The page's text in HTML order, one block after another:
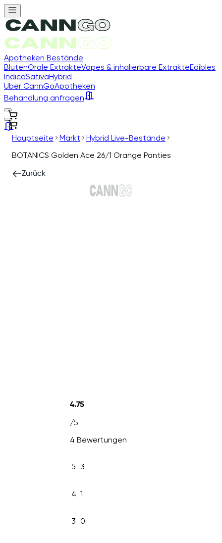
Apotheken Bestände
BlütenOrale ExtrakteVapes & inhalierbare ExtrakteEdibles
IndicaSativaHybrid
Über CannGoApotheken
Behandlung anfragen
Hauptseite Markt
Hybrid Live-Bestände
BOTANICS Golden Ace 26/1 Orange Panties
Zurück
4.75
/5
4 Bewertungen
5 3
4 1
3 0